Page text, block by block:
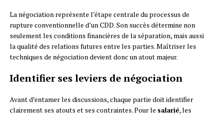
La négociation représente l’étape centrale du processus de
rupture conventionnelle d’un CDD. Son succès détermine non
seulement les conditions financières de la séparation, mais aussi
la qualité des relations futures entre les parties. Maîtriser les
techniques de négociation devient donc un atout majeur.
Identifier ses leviers de négociation
Avant d’entamer les discussions, chaque partie doit identifier
clairement ses atouts et ses contraintes. Pour le salarié, les